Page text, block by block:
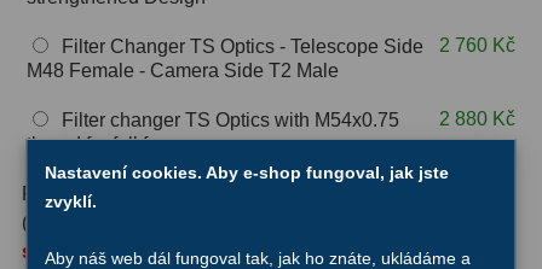
Širokopásmové
Hβ6
Filter Changer TS Optics - Telescope Side
M48 Female - Camera Side T2 Male
2 760 Kč
Filter changer TS Optics with M54x0.75
thread for full frame cameras
2 880 Kč
Rám pro šuplík na 2” filtry, se vstupem a výstupem T2
(M42x0,75), slouží pro rychlou výměnu filtrů.
součástí balení.
Nastavení cookies. Aby e-shop fungoval, jak jste
zvyklí.
Aby náš web dál fungoval tak, jak ho znáte, ukládáme a